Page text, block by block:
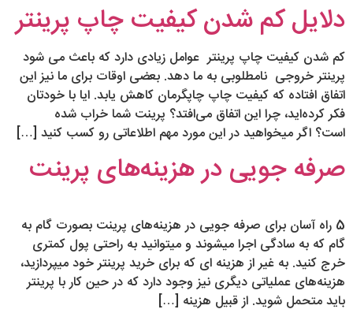
دلایل کم شدن کیفیت چاپ پرینتر
کم شدن کیفیت چاپ پرینتر عوامل زیادی دارد که باعث می شود
پرینتر خروجی نامطلوبی به ما دهد. بعضی اوقات برای ما نیز این
اتفاق افتاده که کیفیت چاپ چاپگرمان کاهش یابد. ایا با خودتان
فکر کرده‌اید، چرا این اتفاق می‌افتد؟ پرینت شما خراب شده
است؟ اگر میخواهید در این مورد مهم اطلاعاتی رو کسب کنید […]
صرفه جویی در هزینه‌های پرینت
5 راه آسان برای صرفه جویی در هزینه‌های پرینت بصورت گام به
گام که به سادگی اجرا میشوند و میتوانید به راحتی پول کمتری
خرج کنید. به غیر از هزینه ‎ای که برای خرید پرینتر خود می‎پردازید،
هزینه‎‌های عملیاتی دیگری نیز وجود دارد که در حین کار با پرینتر
باید متحمل شوید. از قبیل هزینه […]